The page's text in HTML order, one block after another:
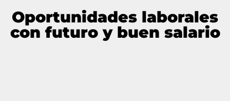
Oportunidades laborales
con futuro y buen salario